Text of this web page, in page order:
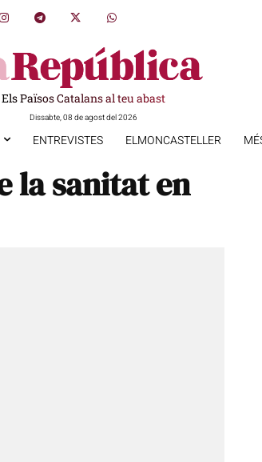
Els Països Catalans al teu abast
Dissabte, 08 de agost del 2026
ENTREVISTES ELMONCASTELLER
la sanitat en